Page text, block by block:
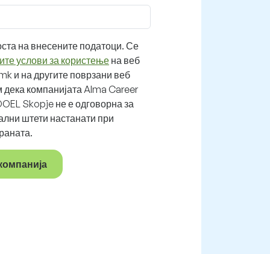
на внесените податоци. Се
услови за користењена веб
и на другите поврзани веб
компанијата Alma Career
Skopje не е одговорна за
штети настанати при